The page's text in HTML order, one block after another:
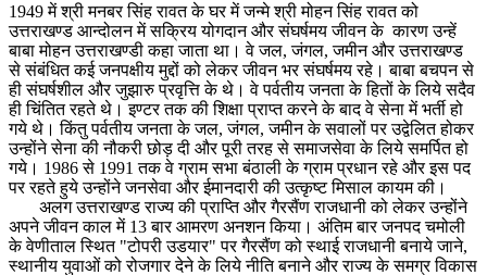
1949 में श्री मनबर सिंह रावत के घर में जन्मे श्री मोहन सिंह रावत को
उत्तराखण्ड आन्दोलन में सक्रिय योगदान और संघर्षमय जीवन के कारण उन्हें
बाबा मोहन उत्तराखण्डी कहा जाता था। वे जल, जंगल, जमीन और उत्तराखण्ड
से संबंधित कई जनपक्षीय मुद्दों को लेकर जीवन भर संघर्षमय रहे। बाबा बचपन से
ही संघर्षशील और जुझारु प्रवृत्ति के थे। वे पर्वतीय जनता के हितों के लिये सदैव
ही चिंतित रहते थे। इण्टर तक की शिक्षा प्राप्त करने के बाद वे सेना में भर्ती हो
गये थे। किंतु पर्वतीय जनता के जल, जंगल, जमीन के सवालों पर उद्वेलित होकर
उन्होंने सेना की नौकरी छोड़ दी और पूरी तरह से समाजसेवा के लिये समर्पित हो
गये। 1986 से 1991 तक वे ग्राम सभा बंठाली के ग्राम प्रधान रहे और इस पद
पर रहते हुये उन्होंने जनसेवा और ईमानदारी की उत्कृष्ट मिसाल कायम की।
अलग उत्तराखण्ड राज्य की प्राप्ति और गैरसैंण राजधानी को लेकर उन्होंने
अपने जीवन काल में 13 बार आमरण अनशन किया। अंतिम बार जनपद चमोली
के वेणीताल स्थित "टोपरी उडयार" पर गैरसैंण को स्थाई राजधानी बनाये जाने,
स्थानीय युवाओं को रोजगार देने के लिये नीति बनाने और राज्य के समग्र विकास